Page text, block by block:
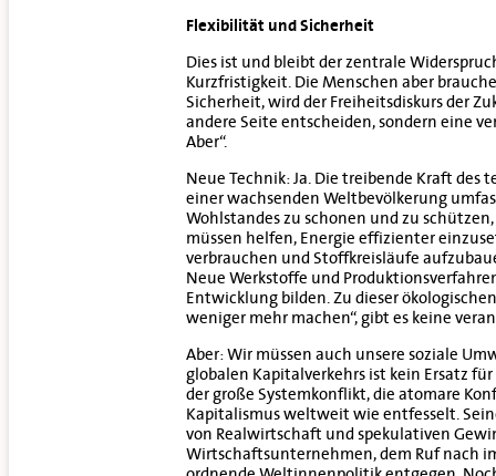
Flexibilität und Sicherheit
Dies ist und bleibt der zentrale
Kurzfristigkeit. Die Menschen aber
Sicherheit, wird der Freiheitsdiskurs der
andere Seite entscheiden, sondern eine
Aber“.
Neue Technik: Ja. Die treibende Kraft
einer wachsenden Weltbevölkerung
Wohlstandes zu schonen und zu
müssen helfen, Energie effizienter
verbrauchen und Stoffkreisläufe
Neue Werkstoffe und
Entwicklung bilden. Zu dieser
weniger mehr machen“, gibt es keine
Aber: Wir müssen auch unsere soziale
globalen Kapitalverkehrs ist kein Ersatz
der große Systemkonflikt, die atomare
Kapitalismus weltweit wie entfesselt.
von Realwirtschaft und spekulativen
Wirtschaftsunternehmen, dem Ruf nach